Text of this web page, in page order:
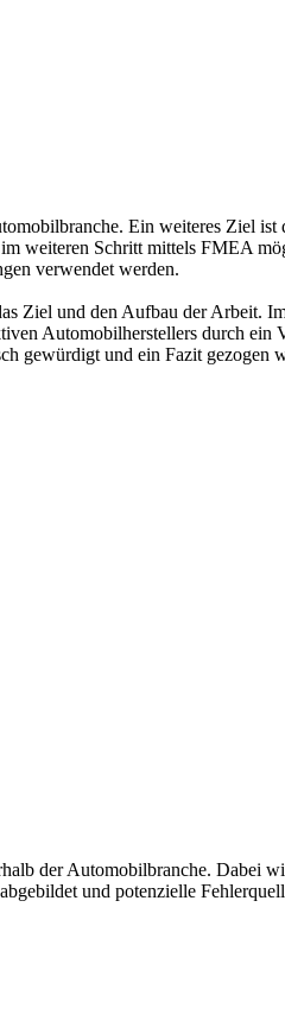
Ein weiteres Ziel ist
weiteren Schritt mittels FMEA
verwendet werden.
Ziel und den Aufbau der Arbeit.
Automobilherstellers durch ein
gewürdigt und ein Fazit gezogen
der Automobilbranche. Dabei
und potenzielle